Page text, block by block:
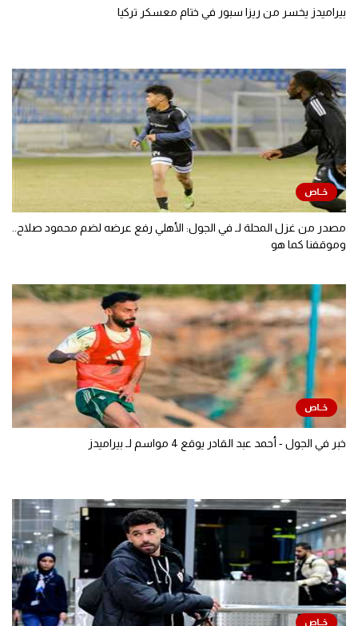
بيراميدز يخسر من ريزا سبور في ختام معسكر تركيا
مصدر من غزل المحلة لـ في الجول: الأهلي رفع عرضه لضم محمود صلاح..
وموقفنا كما هو
خبر في الجول - أحمد عبد القادر يوقع 4 مواسم لـ بيراميدز